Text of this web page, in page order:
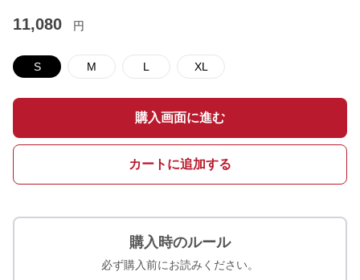
11,080 円
S M L XL
購入画面に進む
カートに追加する
購入時のルール
必ず購入前にお読みください。